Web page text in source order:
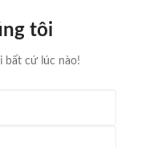
tôi
bất cứ lúc nào!